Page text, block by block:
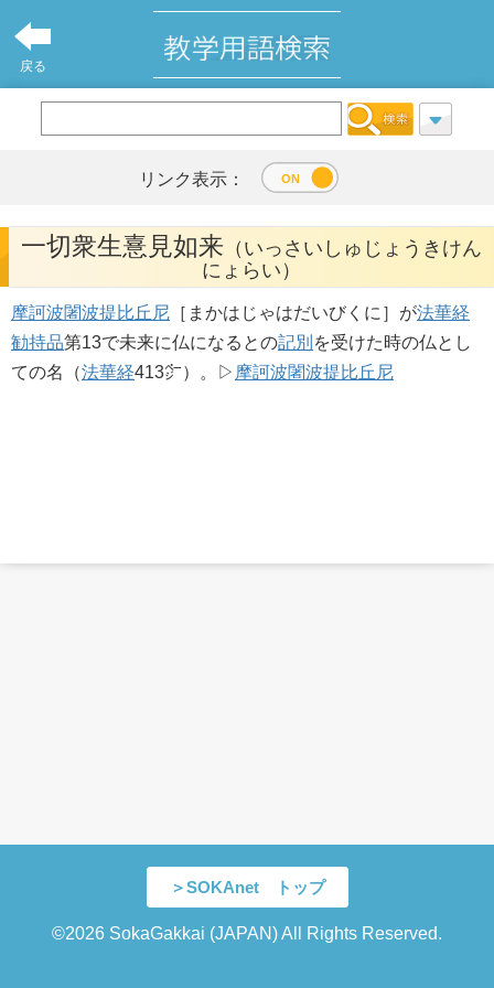
戻る
リンク表示：
一切衆生憙見如来 （いっさいしゅじょうきけん
にょらい）
摩訶波闍波提比丘尼 ［まかはじゃはだいびくに］が法華経
勧持品第13で未来に仏になるとの記別 を受けた時の仏とし
ての名（法華経413㌻）。▷ 摩訶波闍波提比丘尼
＞SOKAnet トップ
©2026 SokaGakkai (JAPAN) All Rights Reserved.